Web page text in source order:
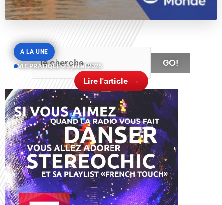
A LA UNE
VIE PRATIQUE•23 juillet 2026
Lire l'article
GO!